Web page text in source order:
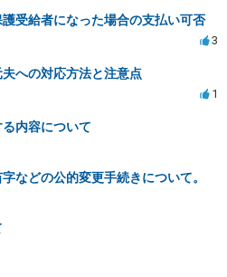
受給者になった場合の支払い可否
3
への対応方法と注意点
1
内容について
などの公的変更手続きについて。